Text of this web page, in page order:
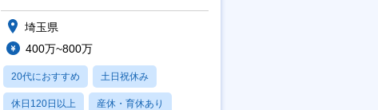
化／賞与年3回／20代で年収1000万
埼玉県
400万~800万
20代におすすめ 土日祝休み
休日120日以上 産休・育休あり